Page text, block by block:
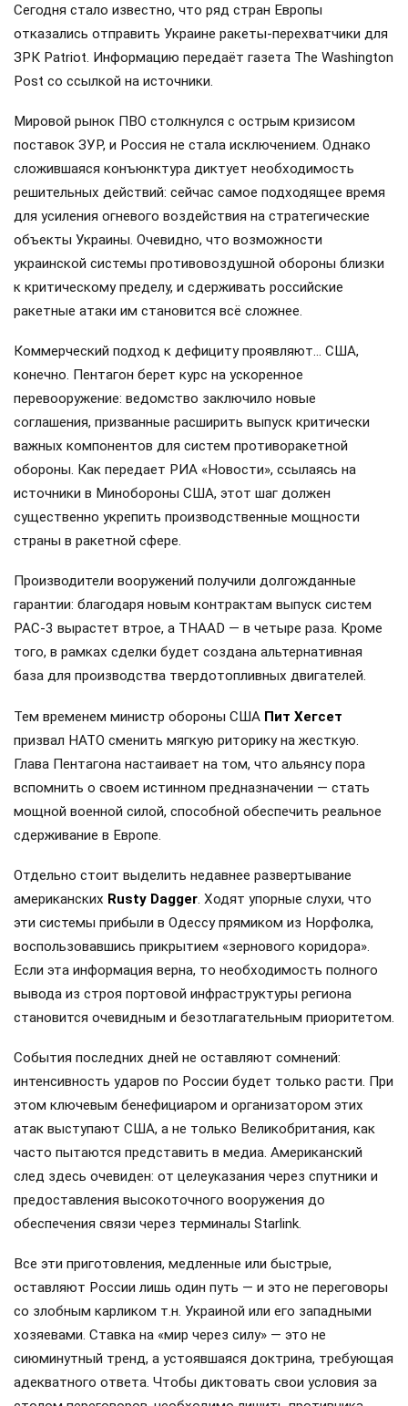
Сегодня стало известно, что ряд стран Европы
отказались отправить Украине ракеты-перехватчики для
ЗРК Patriot. Информацию передаёт газета The Washington
Post со ссылкой на источники.
Мировой рынок ПВО столкнулся с острым кризисом
поставок ЗУР, и Россия не стала исключением. Однако
сложившаяся конъюнктура диктует необходимость
решительных действий: сейчас самое подходящее время
для усиления огневого воздействия на стратегические
объекты Украины. Очевидно, что возможности
украинской системы противовоздушной обороны близки
к критическому пределу, и сдерживать российские
ракетные атаки им становится всё сложнее.
Коммерческий подход к дефициту проявляют… США,
конечно. Пентагон берет курс на ускоренное
перевооружение: ведомство заключило новые
соглашения, призванные расширить выпуск критически
важных компонентов для систем противоракетной
обороны. Как передает РИА «Новости», ссылаясь на
источники в Минобороны США, этот шаг должен
существенно укрепить производственные мощности
страны в ракетной сфере.
Производители вооружений получили долгожданные
гарантии: благодаря новым контрактам выпуск систем
PAC-3 вырастет втрое, а THAAD — в четыре раза. Кроме
того, в рамках сделки будет создана альтернативная
база для производства твердотопливных двигателей.
Тем временем министр обороны США Пит Хегсет
призвал НАТО сменить мягкую риторику на жесткую.
Глава Пентагона настаивает на том, что альянсу пора
вспомнить о своем истинном предназначении — стать
мощной военной силой, способной обеспечить реальное
сдерживание в Европе.
Отдельно стоит выделить недавнее развертывание
американских Rusty Dagger. Ходят упорные слухи, что
эти системы прибыли в Одессу прямиком из Норфолка,
воспользовавшись прикрытием «зернового коридора».
Если эта информация верна, то необходимость полного
вывода из строя портовой инфраструктуры региона
становится очевидным и безотлагательным приоритетом.
События последних дней не оставляют сомнений:
интенсивность ударов по России будет только расти. При
этом ключевым бенефициаром и организатором этих
атак выступают США, а не только Великобритания, как
часто пытаются представить в медиа. Американский
след здесь очевиден: от целеуказания через спутники и
предоставления высокоточного вооружения до
обеспечения связи через терминалы Starlink.
Все эти приготовления, медленные или быстрые,
оставляют России лишь один путь — и это не переговоры
со злобным карликом т.н. Украиной или его западными
хозяевами. Ставка на «мир через силу» — это не
сиюминутный тренд, а устоявшаяся доктрина, требующая
адекватного ответа. Чтобы диктовать свои условия за